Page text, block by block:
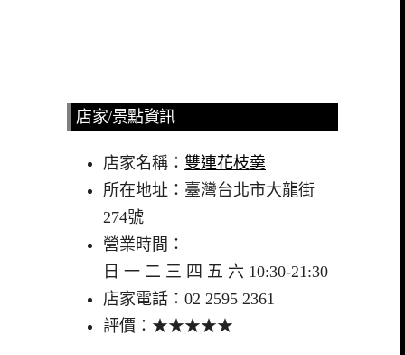
店家/景點資訊
店家名稱： 雙連花枝羮
所在地址：臺灣台北市大龍街
274號
營業時間：
日 一 二 三 四 五 六 10:30-21:30
店家電話：02 2595 2361
評價：★★★★★